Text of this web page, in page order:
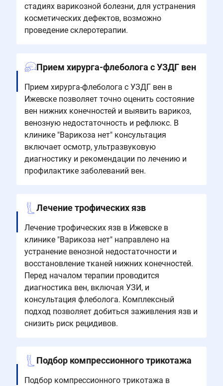
стадиях варикозной болезни, для устранения
косметических дефектов, возможно
проведение склеротерапии.
Прием хирурга-флеболога с УЗДГ вен
Прием хирурга-флеболога с УЗДГ вен в
Ижевске позволяет точно оценить состояние
вен нижних конечностей и выявить варикоз,
венозную недостаточность и рефлюкс. В
клинике "Варикоза нет" консультация
включает осмотр, ультразвуковую
диагностику и рекомендации по лечению и
профилактике заболеваний вен.
Лечение трофических язв
Лечение трофических язв в Ижевске в
клинике "Варикоза нет" направлено на
устранение венозной недостаточности и
восстановление тканей нижних конечностей.
Перед началом терапии проводится
диагностика вен, включая УЗИ, и
консультация флеболога. Комплексный
подход позволяет добиться заживления язв и
снизить риск рецидивов.
Подбор компрессионного трикотажа
Подбор компрессионного трикотажа в